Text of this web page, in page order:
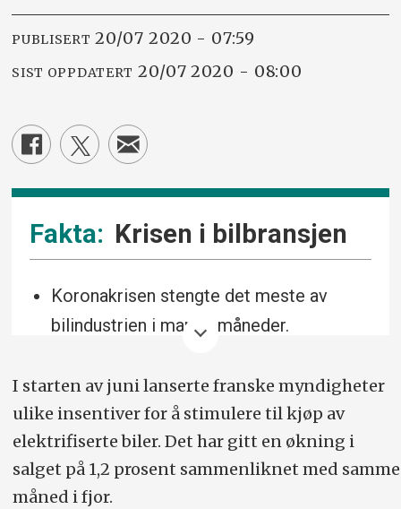
PUBLISERT 20/07 2020 - 07:59
SIST OPPDATERT 20/07 2020 - 08:00
Krisen i bilbransjen
Koronakrisen stengte det meste av
bilindustrien i mange måneder.
er tegn til optimisme.
I starten av juni lanserte franske myndigheter
ulike insentiver for å stimulere til kjøp av
elektrifiserte biler. Det har gitt en økning i
salget på 1,2 prosent sammenliknet med samme
måned i fjor.